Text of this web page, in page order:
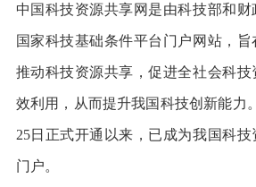
中国科技资源共享网是由科技部和
国家科技基础条件平台门户网站，
推动科技资源共享，促进全社会科
效利用，从而提升我国科技创新能力
25日正式开通以来，已成为我国科
门户。